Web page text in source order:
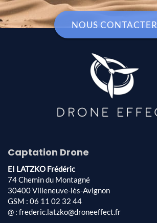
NOUS CONTACTER
Captation Drone
EI LATZKO Frédéric
74 Chemin du Montagné
30400 Villeneuve-lès-Avignon
GSM : 06 11 02 32 44
@ : frederic.latzko@droneeffect.fr